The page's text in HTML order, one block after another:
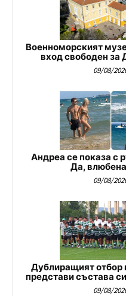
Военноморският
вход свободен за
09/08/
Андреа се показа с
Да,
09/08/
Дублиращият отбор
представи състава
09/08/